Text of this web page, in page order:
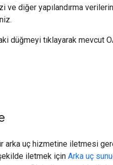
diğer yapılandırma
düğmeyi tıklayarak mevcut
arka uç hizmetine iletmesi
iletmek için Arka uç